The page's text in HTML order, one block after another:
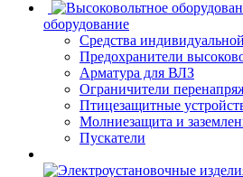
оборудование
Средства
Предохранители
Арматура для ВЛЗ
Ограничители
Птицезащитные
Молниезащита и
Пускатели